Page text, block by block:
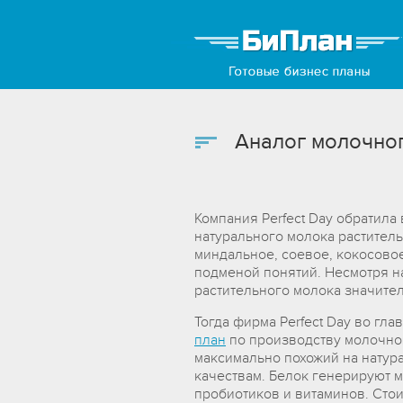
Аналог
Компания Perfect Day
натурального молока
миндальное, соевое,
подменой понятий. Несмотря
растительного молока
Тогда фирма Perfect Day во
план по производству
максимально похожий на
качествам. Белок генерируют
пробиотиков и витаминов.